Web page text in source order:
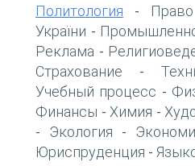
Политология -
України -
Реклама -
Страхование -
Учебный процесс -
Финансы - Химия -
- Экология -
Юриспруденция -